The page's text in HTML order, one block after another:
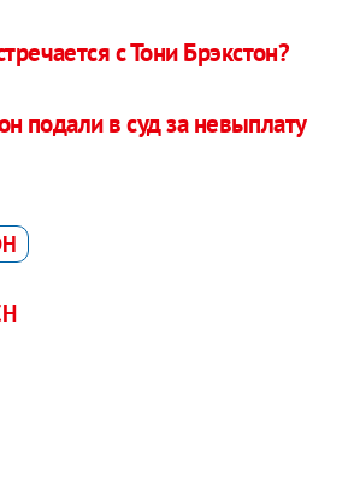
с Тони Брэкстон?
подали в суд за невыплату